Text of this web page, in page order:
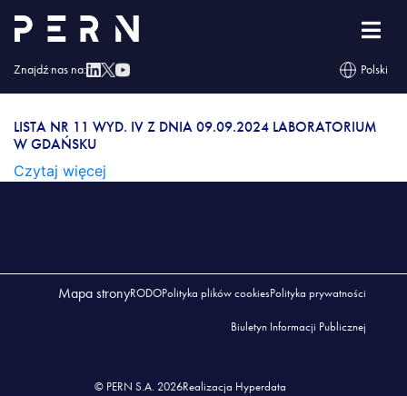
Znajdź nas na: Polski
Lista nr 11 wyd. IV z dnia 09.09.2024 Laboratorium
w Gdańsku
LISTA NR 11 WYD. IV Z DNIA 09.09.2024
LABORATORIUM W GDAŃSKU
LISTA NR 11 WYD. IV Z DNIA 09.09.2024 LABORATORIUM
W GDAŃSKU
Czytaj więcej
Mapa stronyRODOPolityka plików cookiesPolityka prywatności
Biuletyn Informacji Publicznej
© PERN S.A. 2026Realizacja Hyperdata